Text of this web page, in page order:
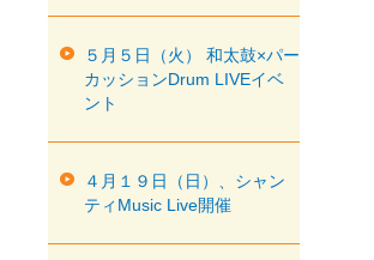
５月５日（火） 和太鼓×パー
カッションDrum LIVEイベ
ント
４月１９日（日）、シャン
ティMusic Live開催